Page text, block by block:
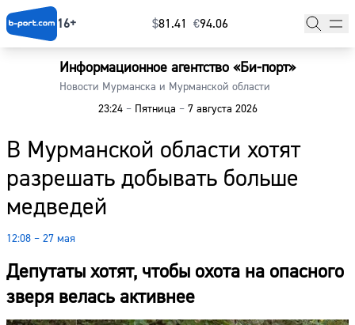
16+ $⁠81.41 €⁠94.06
Информационное агентство «Би-порт»
Новости Мурманска и Мурманской области
23:24 –Пятница –7 августа 2026
В Мурманской области хотят
разрешать добывать больше
медведей
12:08 – 27 мая
Депутаты хотят, чтобы охота на опасного
зверя велась активнее
Главная
Наши гости
Фоторепортажи
Погода
Курсы валют